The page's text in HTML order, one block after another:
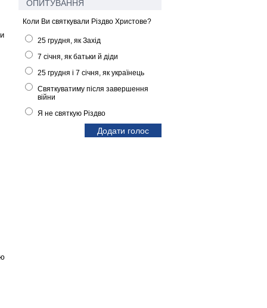
ОПИТУВАННЯ
Коли Ви святкували Різдво Христове?
25 грудня, як Захід
7 січня, як батьки й діди
25 грудня і 7 січня, як українець
Святкуватиму після завершення
війни
Я не святкую Різдво